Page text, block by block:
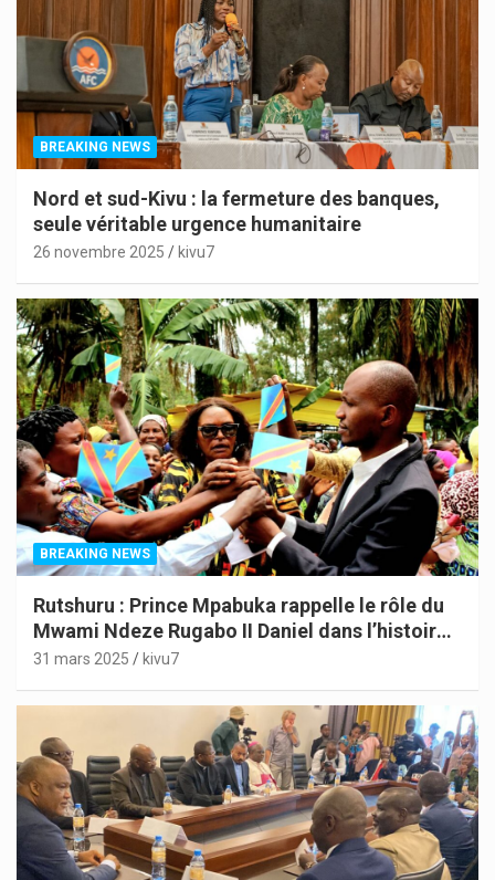
BREAKING NEWS
Nord et sud-Kivu : la fermeture des banques,
seule véritable urgence humanitaire
26 novembre 2025 kivu7
BREAKING NEWS
Rutshuru : Prince Mpabuka rappelle le rôle du
Mwami Ndeze Rugabo II Daniel dans l’histoire
de l’Indépendance du Congo
31 mars 2025 kivu7